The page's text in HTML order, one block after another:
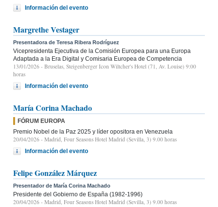
Información del evento
Margrethe Vestager
Presentadora de Teresa Ribera Rodríguez
Vicepresidenta Ejecutiva de la Comisión Europea para una Europa
Adaptada a la Era Digital y Comisaria Europea de Competencia
13/01/2026 - Bruselas, Steigenberger Icon Wiltcher's Hotel (71, Av. Louise) 9:00
horas
Información del evento
María Corina Machado
FÓRUM EUROPA
Premio Nobel de la Paz 2025 y líder opositora en Venezuela
20/04/2026 - Madrid, Four Seasons Hotel Madrid (Sevilla, 3) 9.00 horas
Información del evento
Felipe González Márquez
Presentador de María Corina Machado
Presidente del Gobierno de España (1982-1996)
20/04/2026 - Madrid, Four Seasons Hotel Madrid (Sevilla, 3) 9.00 horas